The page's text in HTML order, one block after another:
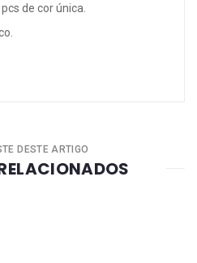
de cor única.
DESTE ARTIGO